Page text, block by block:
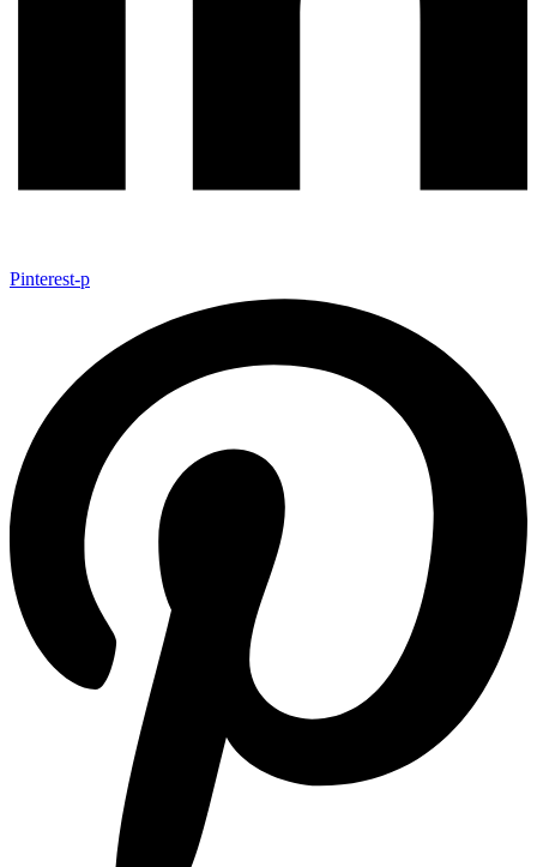
Pinterest-p